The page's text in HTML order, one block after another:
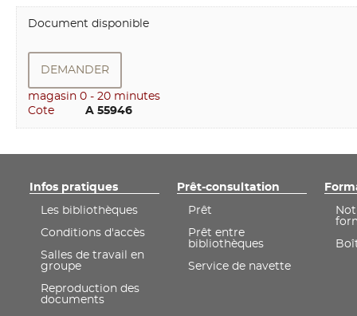
Document disponible
DEMANDER
Cote
magasin 0 - 20 minutes
        A 55946
Infos pratiques
Les bibliothèques
Conditions d'accès
Salles de travail en
groupe
Reproduction des
documents
Prêt-consultation
Prêt
Prêt entre
bibliothèques
Service de navette